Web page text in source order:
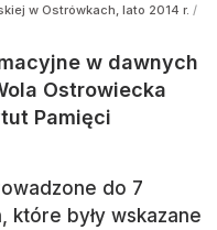
w Ostrówkach, lato 2014 r. /
w dawnych
Ostrowiecka
Pamięci
do 7
które były wskazane